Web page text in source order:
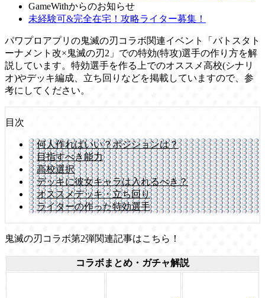
GameWithからのお知らせ
未経験可&完全在宅！攻略ライター募集！
パワプロアプリの鬼滅の刃コラボ関連イベント「バトスタト
ーナメント改×鬼滅の刃2」での特効(特攻)選手の作り方を解
説しています。特効選手を作る上でのオススメ高校(シナリ
オ)やデッキ編成、立ち回りなどを掲載していますので、参
考にしてください。
目次
何人作ればいい？ポジションは？
目指すべき能力
高校選択
デッキに彼女キャラは入れるべき？
オススメデッキ・立ち回り
ライターの作った特効選手
鬼滅の刃コラボ第2弾関連記事はこちら！
コラボまとめ・ガチャ解説